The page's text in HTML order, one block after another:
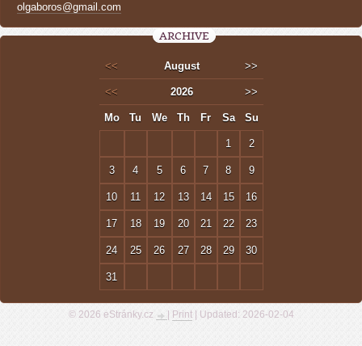
olgaboros@gmail.com
ARCHIVE
<< August >>
<< 2026 >>
Mo Tu We Th Fr Sa Su
1 2
3 4 5 6 7 8 9
10 11 12 13 14 15 16
17 18 19 20 21 22 23
24 25 26 27 28 29 30
31
© 2026 eStránky.cz Print| Updated: 2026-02-04